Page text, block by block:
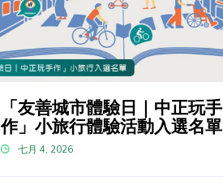
「友善城市體驗日｜中正玩手
作」小旅行體驗活動入選名單
七月 4, 2026